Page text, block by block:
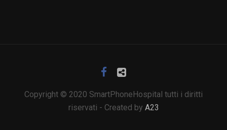
Copyright © 2020 SmartPhoneHospital tutti i diritti
riservati - Created by A23